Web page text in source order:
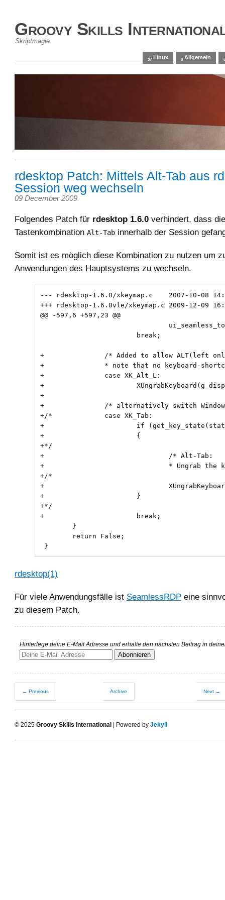
Groovy Skills
Skriptmagie
37 Linux 8 Allgemein 6
rdesktop Patch: Mittels Alt-Tab aus
Session weg wechseln
09 December 2009
Folgendes Patch für rdesktop 1.6.0 verhindert, dass die
Tastenkombination Alt-Tab innerhalb der Session
Somit ist es möglich diese Kombination zu nutzen um
Anwendungen des Hauptsystems zu wechseln.
+		/* Added to allow ALT(left only)+TAB with local machines' windows
+		* note that no keyboard-shortcut relying on ALT_L will work within the RDP-session! */
+		case XK_Alt_L:
+			XUngrabKeyboard(g_display, CurrentTime);
+
+		/* alternatively switch Windows on Alt-Tab-Tab */
+/*		case XK_Tab:
+			if (get_key_state(state, XK_Alt_L))
+			{
+*/
+				/* Alt-Tab:
+				* Ungrab the keyboard so that user can use Windows manager's hot keys */
+/*
+				XUngrabKeyboard(g_display, CurrentTime);
+			}
+*/
}
rdesktop(1)
Für viele Anwendungsfälle ist SeamlessRDP eine
zu diesem Patch.
Hinterlege deine E-Mail Adresse und erhalte den nächsten Beitrag in
← Previous Archive Next →
© 2025 Groovy Skills International | Powered by Jekyll